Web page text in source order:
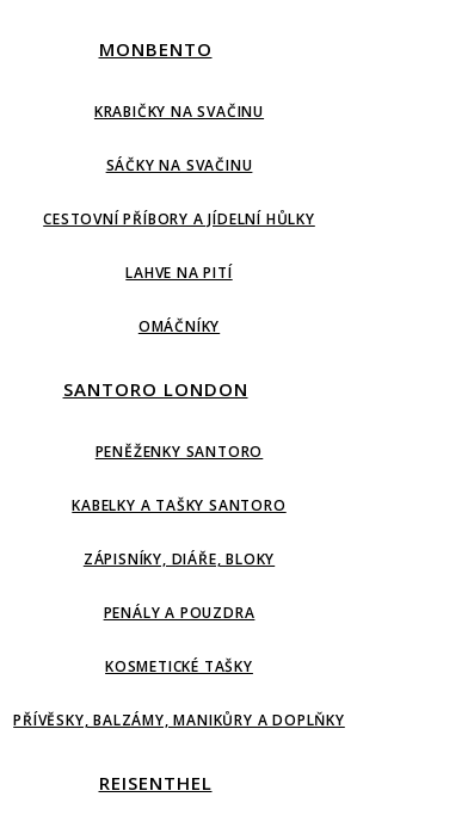
MONBENTO
KRABIČKY NA SVAČINU
SÁČKY NA SVAČINU
CESTOVNÍ PŘÍBORY A JÍDELNÍ HŮLKY
LAHVE NA PITÍ
OMÁČNÍKY
SANTORO LONDON
PENĚŽENKY SANTORO
KABELKY A TAŠKY SANTORO
ZÁPISNÍKY, DIÁŘE, BLOKY
PENÁLY A POUZDRA
KOSMETICKÉ TAŠKY
PŘÍVĚSKY, BALZÁMY, MANIKŮRY A DOPLŇKY
REISENTHEL